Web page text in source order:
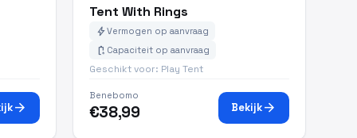
arrow_forward
Tent With Rings
boltVermogen op aanvraag
battery_charging_full Capaciteit op aanvraag
Geschikt voor: Play Tent
Benebomo
€38,99 Bekijkarrow_forward